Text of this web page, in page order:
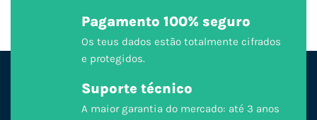
Pagamento 100% seguro
Os teus dados estão totalmente cifrados
e protegidos.
Suporte técnico
A maior garantia do mercado: até 3 anos